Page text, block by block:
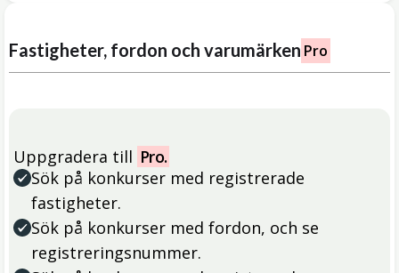
Fastigheter, fordon och varumärken Pro
Uppgradera till Pro.
Sök på konkurser med registrerade
fastigheter.
Sök på konkurser med fordon, och se
registreringsnummer.